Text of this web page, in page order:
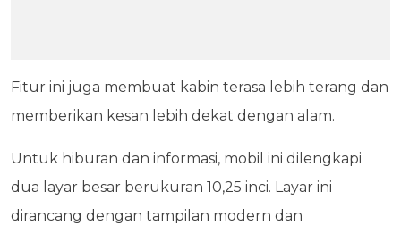
Fitur ini juga membuat kabin terasa lebih terang dan
memberikan kesan lebih dekat dengan alam.
Untuk hiburan dan informasi, mobil ini dilengkapi
dua layar besar berukuran 10,25 inci. Layar ini
dirancang dengan tampilan modern dan